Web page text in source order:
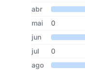
abr
mai
0
jun
jul
0
ago